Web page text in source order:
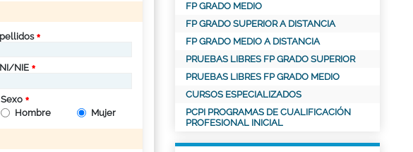
NIE
Sexo
Hombre
Mujer
FP GRADO MEDIO
FP GRADO SUPERIOR A DISTANCIA
FP GRADO MEDIO A DISTANCIA
PRUEBAS LIBRES FP GRADO SUPERIOR
PRUEBAS LIBRES FP GRADO MEDIO
CURSOS ESPECIALIZADOS
PCPI PROGRAMAS DE CUALIFICACIÓN
PROFESIONAL INICIAL